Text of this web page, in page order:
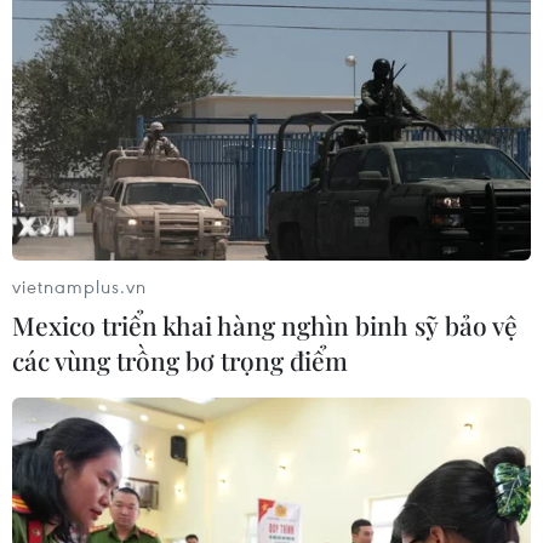
hụt vũ khí vì chiến dịch Trung Đông
06/08/2026 09:40
Mỹ điều tra sự cố hàng không liên
quan đến trực thăng chở Tổng thống
Trump
06/08/2026 04:38
Tòa án Mỹ chỉ định hội đồng thẩm
phán xét xử các vụ kiện về thuế quan
Mục 301
06/08/2026 02:23
Cuba nỗ lực khôi phục hệ thống điện
vietnamplus.vn
Mexico triển khai hàng nghìn binh sỹ bảo vệ
các vùng trồng bơ trọng điểm